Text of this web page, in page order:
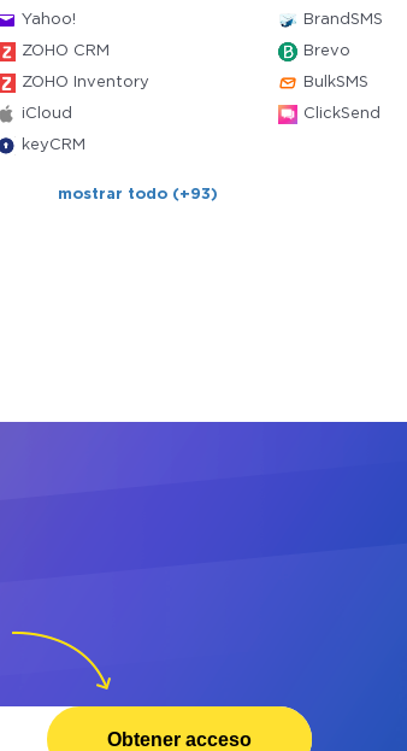
Yahoo! BrandSMS
ZOHO CRM Brevo
ZOHO Inventory BulkSMS
iCloud ClickSend
keyCRM
mostrar todo (+93)
Obtener acceso